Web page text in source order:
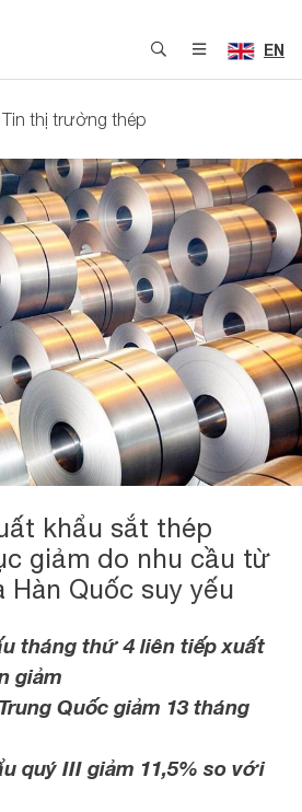
EN
Tin thị trường thép
khẩu sắt thép
giảm do nhu cầu từ
Hàn Quốc suy yếu
tháng thứ 4 liên tiếp xuất
giảm
Quốc giảm 13 tháng
quý III giảm 11,5% so với